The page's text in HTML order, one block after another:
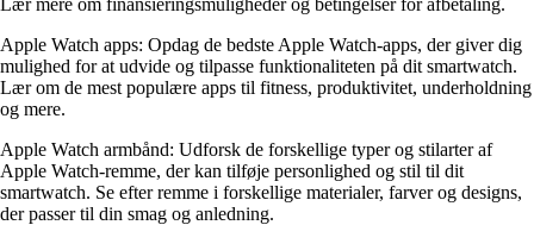
Apple Watch apps: Opdag de bedste Apple Watch-apps, der giver dig
mulighed for at udvide og tilpasse funktionaliteten på dit smartwatch.
Lær om de mest populære apps til fitness, produktivitet, underholdning
og mere.
Apple Watch armbånd: Udforsk de forskellige typer og stilarter af
Apple Watch-remme, der kan tilføje personlighed og stil til dit
smartwatch. Se efter remme i forskellige materialer, farver og designs,
der passer til din smag og anledning.